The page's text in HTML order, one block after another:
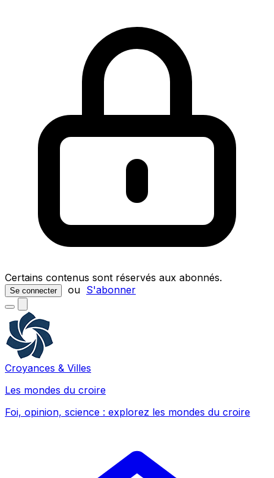
Certains contenus sont réservés aux abonnés.
Se connecter ou S'abonner
Croyances & Villes
Les mondes du croire
Foi, opinion, science : explorez les mondes du croire